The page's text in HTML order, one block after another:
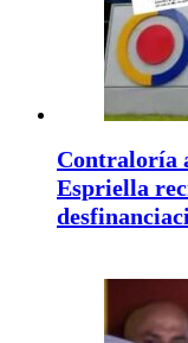
Contraloría
Espriella